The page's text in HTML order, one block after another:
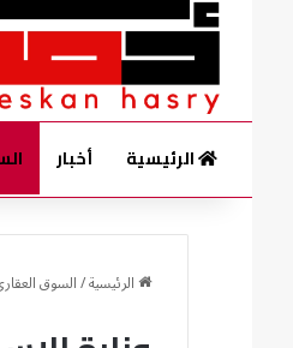
الرئيسية أخبار
الرئيسية/السوق